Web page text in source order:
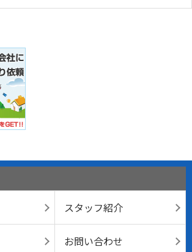
スタッフ紹介
お問い合わせ